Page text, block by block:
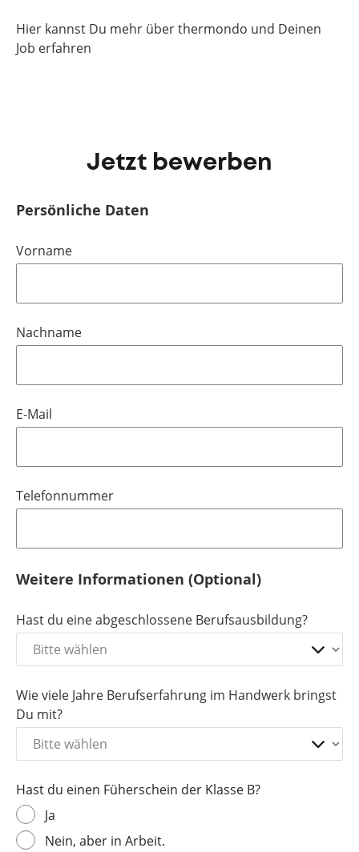
Hier kannst Du mehr über thermondo und Deinen
Job erfahren
Jetzt bewerben
Persönliche Daten
Vorname
Nachname
E-Mail
Telefonnummer
Weitere Informationen (Optional)
Hast du eine abgeschlossene Berufsausbildung?
Wie viele Jahre Berufserfahrung im Handwerk bringst
Du mit?
Hast du einen Füherschein der Klasse B?
Ja
Nein, aber in Arbeit.